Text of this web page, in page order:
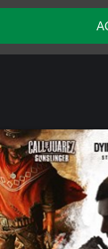
Dying Light 2 -